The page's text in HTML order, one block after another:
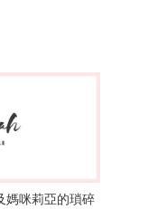
媽咪莉亞的瑣碎